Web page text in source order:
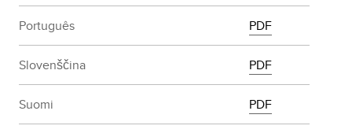
Português PDF
Slovenščina PDF
Suomi PDF